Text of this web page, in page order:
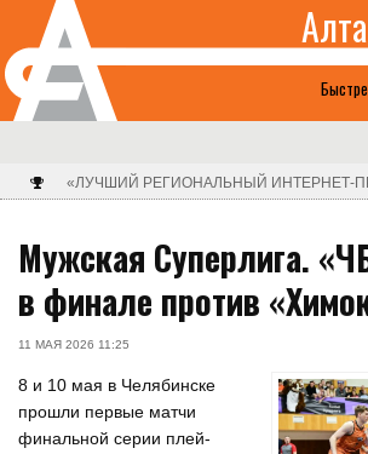
«ЛУЧШИЙ РЕГИОНАЛЬНЫЙ ИНТЕРНЕТ-
Мужская Суперлига.
в финале против
11 МАЯ 2026 11:25
8 и 10 мая в Челябинске
прошли первые матчи
финальной серии плей-